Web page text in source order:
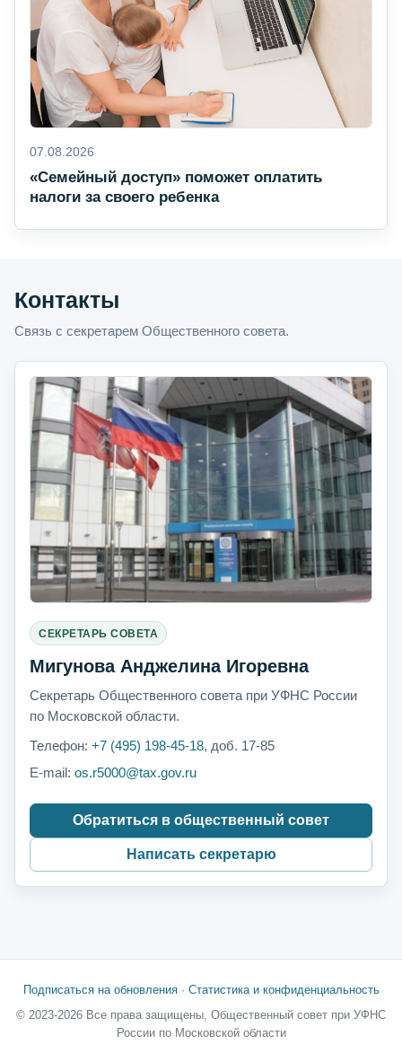
07.08.2026
«Семейный доступ» поможет оплатить
налоги за своего ребенка
Контакты
Связь с секретарем Общественного совета.
СЕКРЕТАРЬ СОВЕТА
Мигунова Анджелина Игоревна
Секретарь Общественного совета при УФНС России
по Московской области.
Телефон: +7 (495) 198-45-18, доб. 17-85
E-mail: os.r5000@tax.gov.ru
Обратиться в общественный совет
Написать секретарю
Подписаться на обновления· Статистика и конфиденциальность
© 2023-2026 Все права защищены, Общественный совет при УФНС
России по Московской области